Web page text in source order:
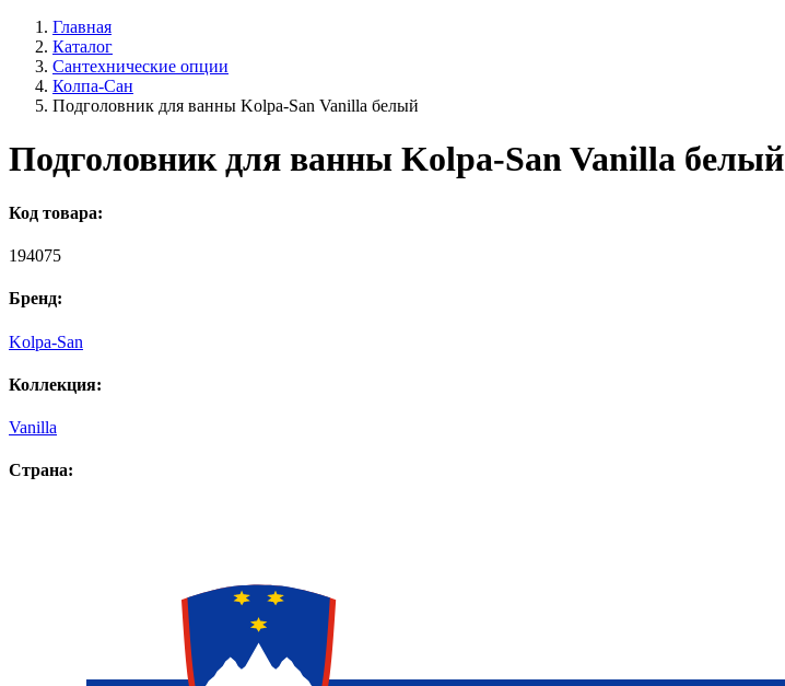
Главная
Каталог
Сантехнические опции
Колпа-Сан
Подголовник для ванны Kolpa-San Vanilla белый
Подголовник для ванны Kolpa-San Vanilla белый
Код товара:
194075
Бренд:
Kolpa-San
Коллекция:
Vanilla
Страна: